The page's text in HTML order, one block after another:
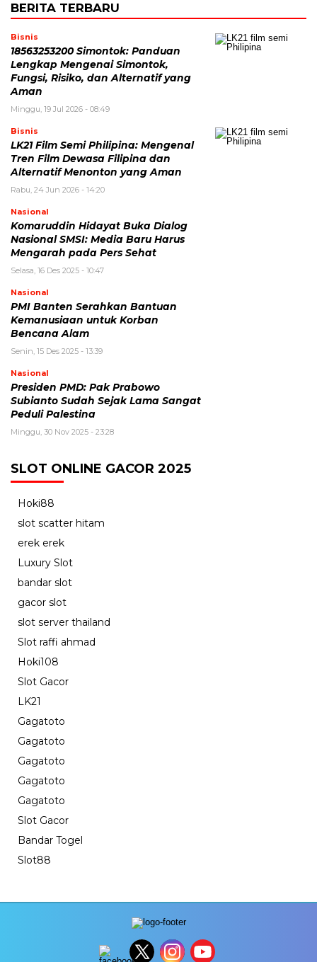
BERITA TERBARU
Bisnis
18563253200 Simontok: Panduan
Lengkap Mengenai Simontok,
Fungsi, Risiko, dan Alternatif yang
Aman
Minggu, 19 Jul 2026 - 08:49
Bisnis
LK21 Film Semi Philipina: Mengenal
Tren Film Dewasa Filipina dan
Alternatif Menonton yang Aman
Rabu, 24 Jun 2026 - 14:20
Nasional
Komaruddin Hidayat Buka Dialog
Nasional SMSI: Media Baru Harus
Mengarah pada Pers Sehat
Selasa, 16 Des 2025 - 10:47
Nasional
PMI Banten Serahkan Bantuan
Kemanusiaan untuk Korban
Bencana Alam
Senin, 15 Des 2025 - 13:39
Nasional
Presiden PMD: Pak Prabowo
Subianto Sudah Sejak Lama Sangat
Peduli Palestina
Minggu, 30 Nov 2025 - 23:28
SLOT ONLINE GACOR 2025
Hoki88
slot scatter hitam
erek erek
Luxury Slot
bandar slot
gacor slot
slot server thailand
Slot raffi ahmad
Hoki108
Slot Gacor
LK21
Gagatoto
Gagatoto
Gagatoto
Gagatoto
Gagatoto
Slot Gacor
Bandar Togel
Slot88